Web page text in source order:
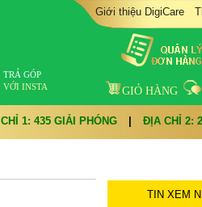
TRẢ GÓP
VỚI INSTA
Giới thiệu DigiCare
GIỎ HÀNG
1: 435 GIẢI PHÓNG ĐỊA CHỈ 2:
TIN XEM